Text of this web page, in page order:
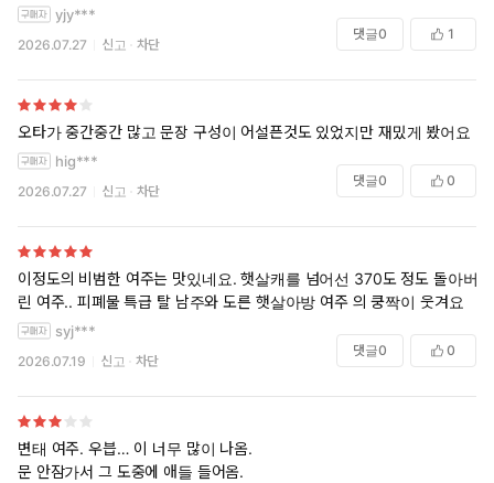
yjy***
2026.07.27 신고 차단
댓글0 1
오타가 중간중간 많고 문장 구성이 어설픈것도 있었지만 재밌게 봤어요
hig***
2026.07.27 신고 차단
댓글0 0
이정도의 비범한 여주는 맛있네요. 햇살캐를 넘어선 370도 정도 돌아버
린 여주.. 피폐물 특급 탈 남주와 도른 햇살아방 여주 의 쿵짝이 웃겨요
syj***
2026.07.19 신고 차단
댓글0 0
변태 여주. 우븝… 이 너무 많이 나옴.
문 안잠가서 그 도중에 애들 들어옴.